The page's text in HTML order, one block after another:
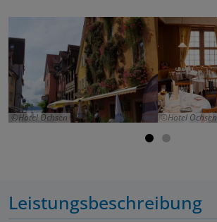
Hotel Ochsen Hotel Ochsen
Leistungsbeschreibung